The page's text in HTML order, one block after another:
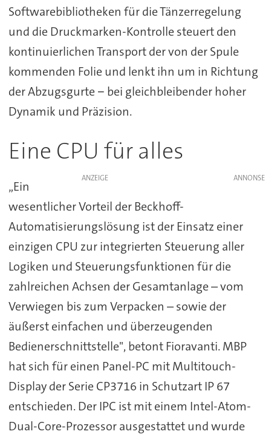
Softwarebibliotheken für die Tänzerregelung
und die Druckmarken-Kontrolle steuert den
kontinuierlichen Transport der von der Spule
kommenden Folie und lenkt ihn um in Richtung
der Abzugsgurte − bei gleichbleibender hoher
Dynamik und Präzision.
Eine CPU für alles
ANZEIGE
„Ein
wesentlicher Vorteil der Beckhoff-
Automatisierungslösung ist der Einsatz einer
einzigen CPU zur integrierten Steuerung aller
Logiken und Steuerungsfunktionen für die
zahlreichen Achsen der Gesamtanlage – vom
Verwiegen bis zum Verpacken – sowie der
äußerst einfachen und überzeugenden
Bedienerschnittstelle", betont Fioravanti. MBP
hat sich für einen Panel-PC mit Multitouch-
Display der Serie CP3716 in Schutzart IP 67
entschieden. Der IPC ist mit einem Intel-Atom-
Dual-Core-Prozessor ausgestattet und wurde